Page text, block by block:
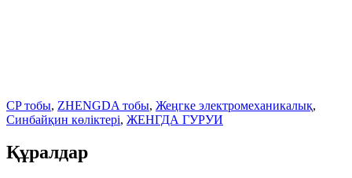
CP тобы, ZHENGDA тобы, Жеңгке электромеханикалық,
Синбайқин көліктері, ЖЕНГДА ГУРУИ
Құралдар